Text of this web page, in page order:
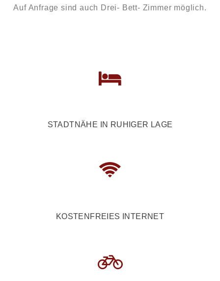
Auf Anfrage sind auch Drei- Bett- Zimmer möglich.
STADTNÄHE IN RUHIGER LAGE
KOSTENFREIES INTERNET